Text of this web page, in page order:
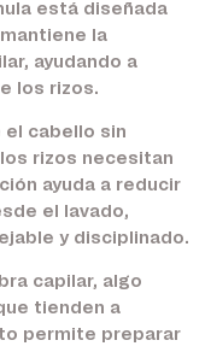
está diseñada
la
ayudando a
los rizos.
el cabello sin
rizos necesitan
ayuda a reducir
el lavado,
y disciplinado.
capilar, algo
tienden a
permite preparar